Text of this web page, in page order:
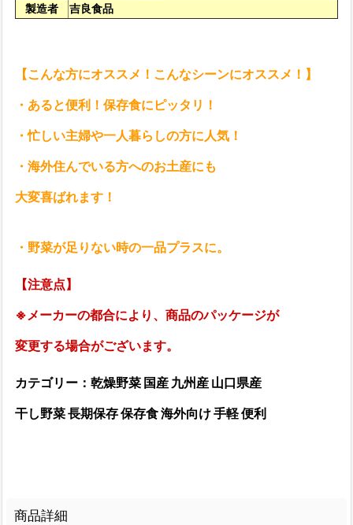
製造者
吉良食品
【こんな方にオススメ！こんなシーンにオススメ！】
・あると便利！保存食にピッタリ！
・忙しい主婦や一人暮らしの方に人気！
・海外住んでいる方へのお土産にも
大変喜ばれます！
・野菜が足りない時の一品プラスに。
【注意点】
※メーカーの都合により、商品のパッケージが
変更する場合がございます。
カテゴリー：乾燥野菜 国産 九州産 山口県産
干し野菜 長期保存 保存食 海外向け 手軽 便利
商品詳細